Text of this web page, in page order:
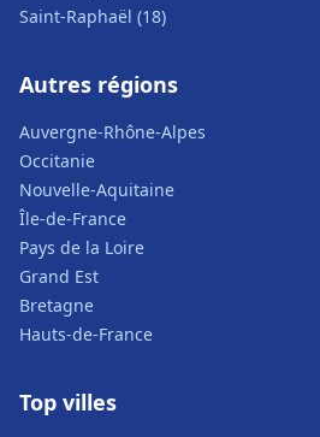
Saint-Raphaël (18)
Autres régions
Auvergne-Rhône-Alpes
Occitanie
Nouvelle-Aquitaine
Île-de-France
Pays de la Loire
Grand Est
Bretagne
Hauts-de-France
Top villes